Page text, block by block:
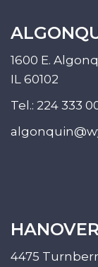
1600 E.
IL 60102
Tel.: 224 333
4475